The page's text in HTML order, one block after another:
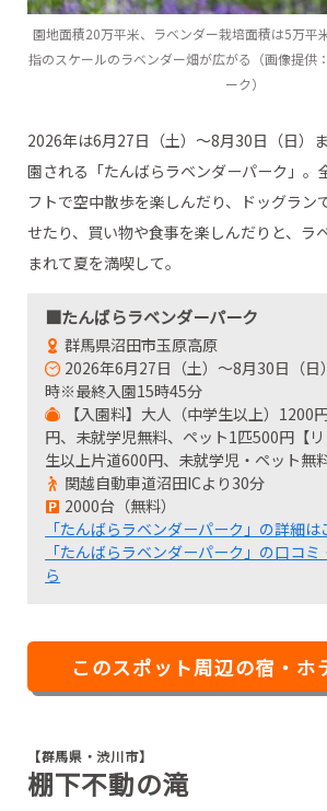
園地面積20万平米、ラベンダー栽培面積は5万平
指のスケールのラベンダー畑が広がる（画像提供
ーク）
2026年は6月27日（土）～8月30日（日）
園される「たんばらラベンダーパーク」。
フトで空中散歩を楽しんだり、ドッグラン
せたり、買い物や食事を楽しんだりと、ラ
まれて夏を満喫して。
■たんばらラベンダーパーク
群馬県沼田市玉原高原
2026年6月27日（土）～8月30日（日
時※最終入園15時45分
【入園料】大人（中学生以上）1200
円、未就学児無料、ペット1匹500円【
生以上片道600円、未就学児・ペット無
関越自動車道沼田ICより30分
2000台（無料）
「たんばらラベンダーパーク」の詳細は
「たんばらラベンダーパーク」の口コ
ら
このスポット周辺の宿・ホ
【群馬県・渋川市】
棚下不動の滝